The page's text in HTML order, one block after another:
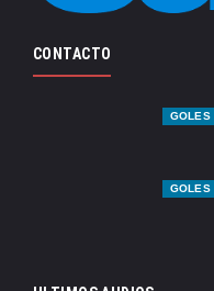
CONTACTO
GOLES
GOLES